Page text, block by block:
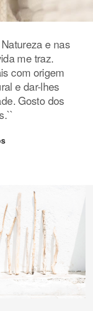
e nas
me traz.
com origem
e dar-lhes
Gosto dos